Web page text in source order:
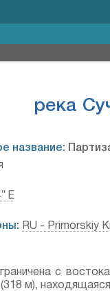
река
название:
E
RU - Primorskiy
с
м),